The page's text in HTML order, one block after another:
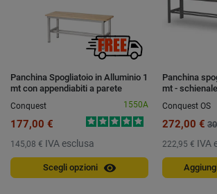
Panchina Spogliatoio in Alluminio 1
mt con appendiabiti a parete
Conquest
1550A
177,00 €
145,08 € IVA esclusa
Scegli opzioni visibility
Panchina
mt - schienale
Conquest OS
272,00 €
222,95 € IVA